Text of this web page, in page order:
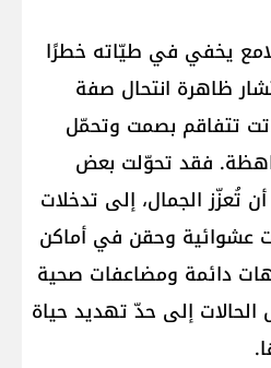
يخفي في طيّاته خطرًا
ظاهرة انتحال صفة
تتفاقم بصمت وتحمّل
فقد تحوّلت بعض
تُعزّز الجمال، إلى تدخلات
عشوائية وحقن في أماكن
دائمة ومضاعفات صحية
إلى حدّ تهديد حياة